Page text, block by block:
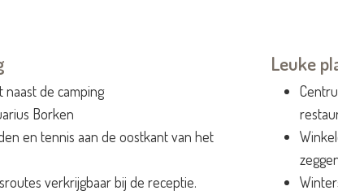
naast de camping
Borken
en tennis aan de oostkant van het
verkrijgbaar bij de receptie.
Leuke